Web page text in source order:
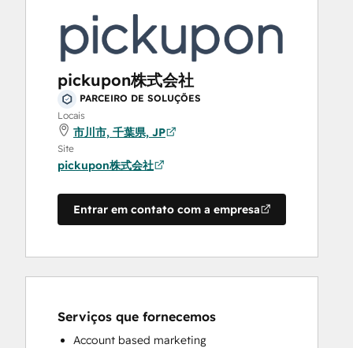
pickupon株式会社
PARCEIRO DE SOLUÇÕES
Locais
市川市, 千葉県, JP
Site
pickupon株式会社
Entrar em contato com a empresa
Serviços que fornecemos
Account based marketing